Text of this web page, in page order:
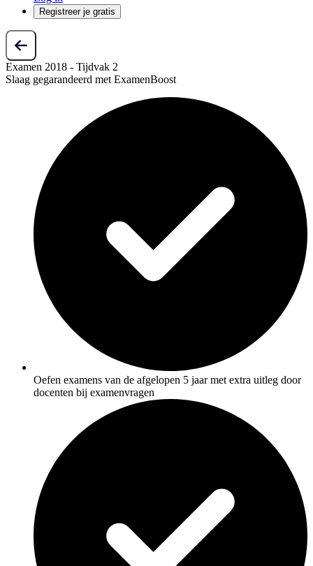
Registreer je gratis
Examen 2018 - Tijdvak 2
Slaag gegarandeerd met ExamenBoost
Oefen examens van de afgelopen 5 jaar met extra uitleg door
docenten bij examenvragen